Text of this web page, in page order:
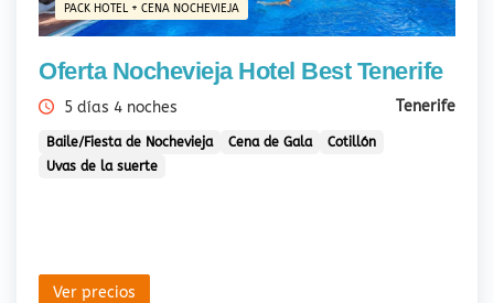
PACK HOTEL + CENA NOCHEVIEJA
Oferta Nochevieja Hotel Best Tenerife
5 días 4 noches Tenerife
Baile/Fiesta de Nochevieja Cena de Gala
Cotillón
Uvas de la suerte
Ver precios